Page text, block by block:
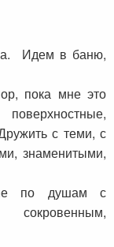
Идем в баню,
пока мне это
с теми, с
знаменитыми,
по душам с